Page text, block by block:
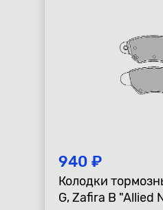
940 ₽
Колодки
G, Zafira B "Allied